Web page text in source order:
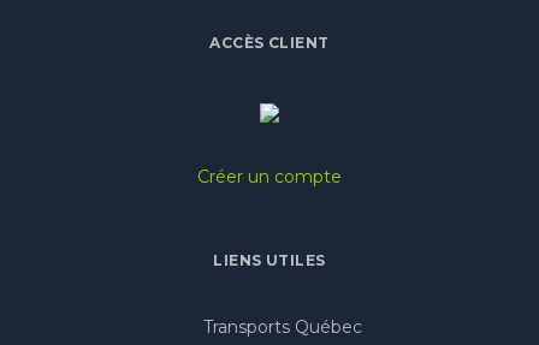
ACCÈS CLIENT
Créer un compte
LIENS UTILES
Transports Québec